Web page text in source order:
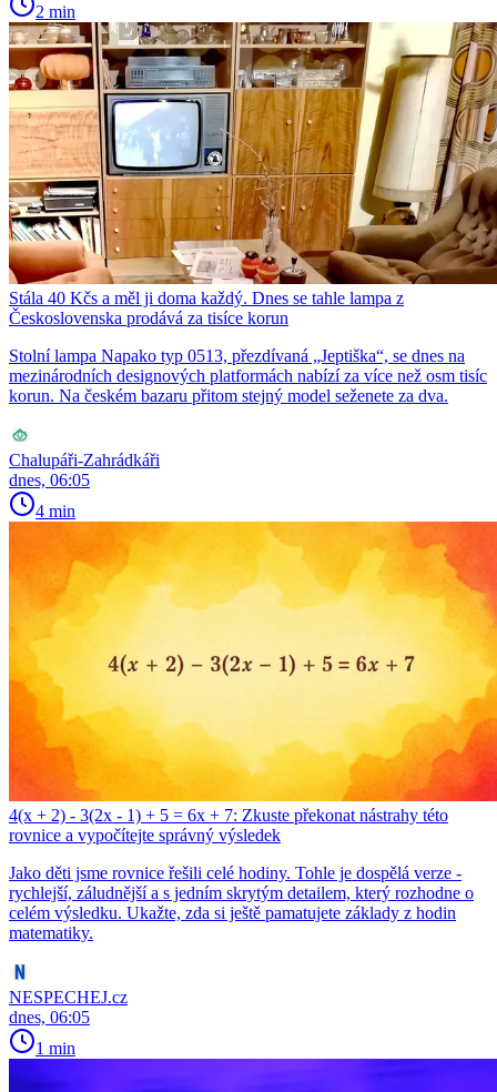
2 min
Stála 40 Kčs a měl ji doma každý. Dnes se tahle lampa z
Československa prodává za tisíce korun
Stolní lampa Napako typ 0513, přezdívaná „Jeptiška“, se dnes na
mezinárodních designových platformách nabízí za více než osm tisíc
korun. Na českém bazaru přitom stejný model seženete za dva.
Chalupáři-Zahrádkáři
dnes, 06:05
4 min
4(x + 2) - 3(2x - 1) + 5 = 6x + 7: Zkuste překonat nástrahy této
rovnice a vypočítejte správný výsledek
Jako děti jsme rovnice řešili celé hodiny. Tohle je dospělá verze -
rychlejší, záludnější a s jedním skrytým detailem, který rozhodne o
celém výsledku. Ukažte, zda si ještě pamatujete základy z hodin
matematiky.
NESPECHEJ.cz
dnes, 06:05
1 min